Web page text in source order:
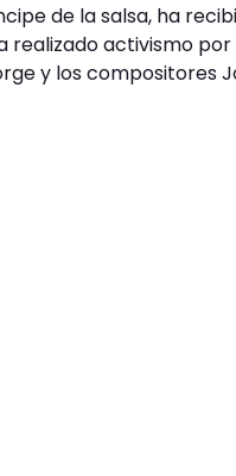
de la salsa, ha
realizado activismo
y los compositores